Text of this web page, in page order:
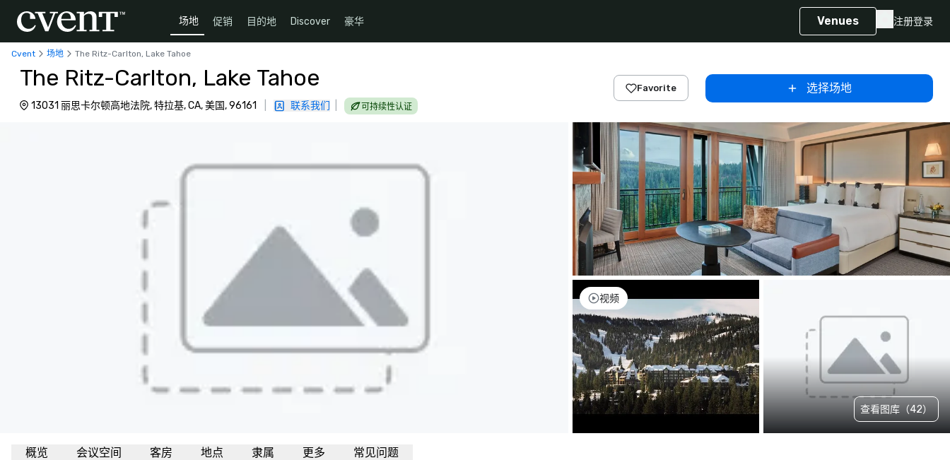
场地 促销 目的地 Discover 豪华 Venues 注册登录
Cvent 场地 The Ritz-Carlton, Lake Tahoe
The Ritz-Carlton, Lake Tahoe
13031 丽思卡尔顿高地法院, 特拉基, CA, 美国, 96161 联系我们 可持续性认证
Favorite 选择场地
视频
查看图库（42）
概览 会议空间 客房 地点 隶属 更多 常见问题